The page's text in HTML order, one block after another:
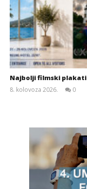
Najbolji filmski plakati
8. kolovoza 2026.
0